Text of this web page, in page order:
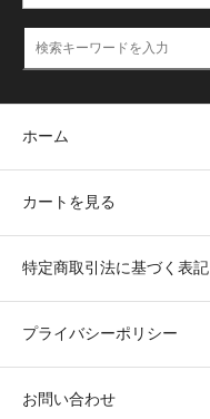
ホーム
カートを見る
特定商取引法に基づく表記
プライバシーポリシー
お問い合わせ